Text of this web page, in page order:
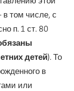
том числе, с
п. 1 ст. 80
детей). То
в
или